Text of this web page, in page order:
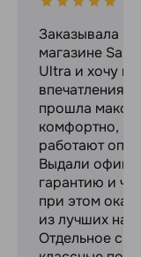
Заказывала в
магазине
Ultra и хочу
прошла
комфортно,
работают
Выдали
гарантию и
при этом
из лучших на
Отдельное